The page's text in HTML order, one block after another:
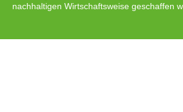
nachhaltigen Wirtschaftsweise geschaffen